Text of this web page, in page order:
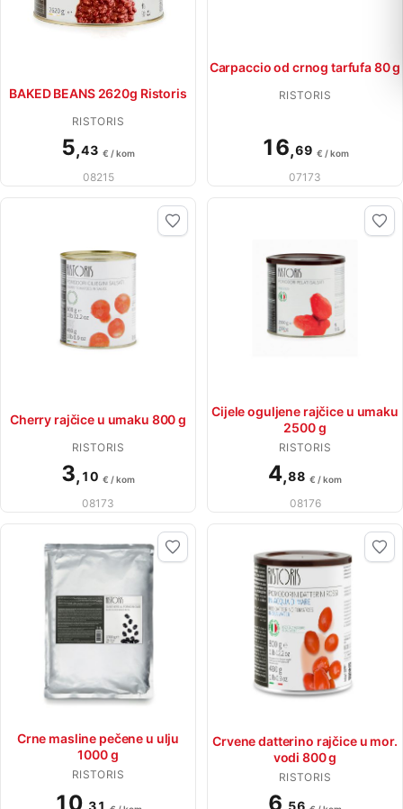
BAKED BEANS 2620g Ristoris
RISTORIS
5,43 € / kom
08215
Carpaccio od crnog tarfufa 80 g
RISTORIS
16,69 € / kom
07173
Cherry rajčice u umaku 800 g
RISTORIS
3, 10 € / kom
08173
Cijele oguljene rajčice u umaku
2500 g
RISTORIS
4,88 € / kom
08176
Crne masline pečene u ulju
1000 g
RISTORIS
10
Crvene datterino rajčice u mor.
vodi 800 g
RISTORIS
6